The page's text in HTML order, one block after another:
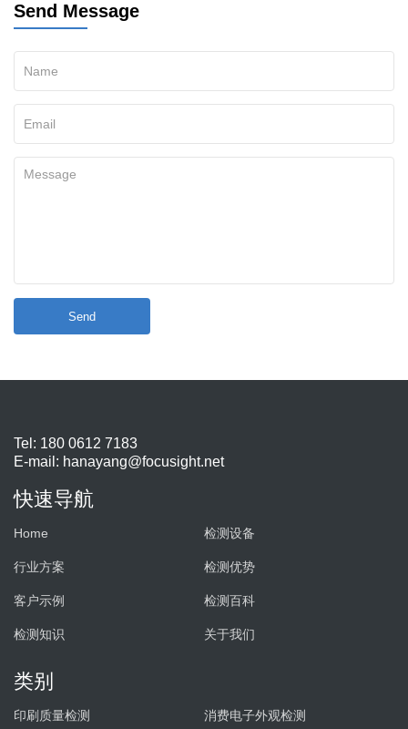
Send Message
Send
Tel: 180 0612 7183
E-mail: hanayang@focusight.net
快速导航
Home 检测设备
行业方案 检测优势
客户示例 检测百科
检测知识 关于我们
类别
印刷质量检测 消费电子外观检测